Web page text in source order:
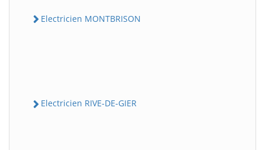
Electricien MONTBRISON
Electricien RIVE-DE-GIER